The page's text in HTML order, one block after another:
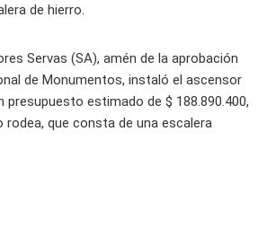
de hierro.
Servas (SA), amén de la aprobación
de Monumentos, instaló el ascensor
presupuesto estimado de $ 188.890.400,
que consta de una escalera